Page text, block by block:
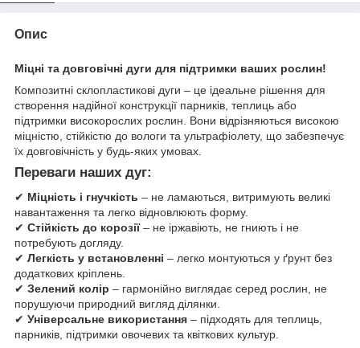
Опис
Міцні та довговічні дуги для підтримки ваших рослин!
Композитні склопластикові дуги – це ідеальне рішення для
створення надійної конструкції парників, теплиць або
підтримки високорослих рослин. Вони відрізняються високою
міцністю, стійкістю до вологи та ультрафіолету, що забезпечує
їх довговічність у будь-яких умовах.
Переваги наших дуг:
✔ Міцність і гнучкість – не ламаються, витримують великі
навантаження та легко відновлюють форму.
✔ Стійкість до корозії– не іржавіють, не гниють і не
потребують догляду.
✔ Легкість у встановленні – легко монтуються у ґрунт без
додаткових кріплень.
✔ Зелений колір – гармонійно виглядає серед рослин, не
порушуючи природний вигляд ділянки.
✔ Універсальне використання – підходять для теплиць,
парників, підтримки овочевих та квіткових культур.